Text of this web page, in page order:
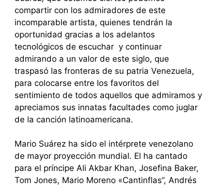
compartir con los admiradores de este
incomparable artista, quienes tendrán la
oportunidad gracias a los adelantos
tecnológicos de escuchar y continuar
admirando a un valor de este siglo, que
traspasó las fronteras de su patria Venezuela,
para colocarse entre los favoritos del
sentimiento de todos aquellos que admiramos y
apreciamos sus innatas facultades como juglar
de la canción latinoamericana.
Mario Suárez ha sido el intérprete venezolano
de mayor proyección mundial. El ha cantado
para el príncipe Ali Akbar Khan, Josefina Baker,
Tom Jones, Mario Moreno «Cantinflas”, Andrés